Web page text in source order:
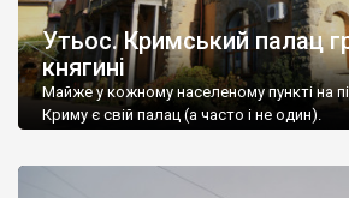
Утьос. Кримський палац
княгині
Майже у кожному населеному пункті на
Криму є свій палац (а часто і не один).